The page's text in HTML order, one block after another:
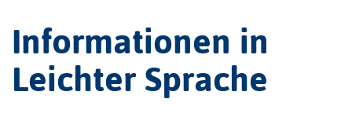
Informationen in
Leichter Sprache